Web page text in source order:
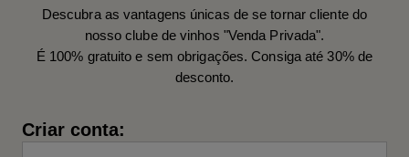
Descubra as vantagens únicas de se tornar cliente do
nosso clube de vinhos "Venda Privada".
É 100% gratuito e sem obrigações. Consiga até 30% de
desconto.
Criar conta: